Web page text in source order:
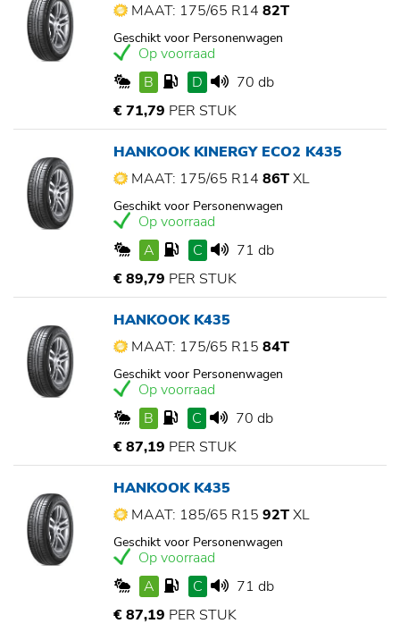
MAAT: 175/65 R14 82T
Geschikt voor Personenwagen
Op voorraad
B
D
70 db
€ 71,79 PER STUK
HANKOOK KINERGY ECO2 K435
MAAT: 175/65 R14 86TXL
Geschikt voor Personenwagen
Op voorraad
A
C
71 db
€ 89,79 PER STUK
HANKOOK K435
MAAT: 175/65 R15 84T
Geschikt voor Personenwagen
Op voorraad
B
C
70 db
€ 87,19 PER STUK
HANKOOK K435
MAAT: 185/65 R15 92TXL
Geschikt voor Personenwagen
Op voorraad
A
C
71 db
€ 87,19 PER STUK